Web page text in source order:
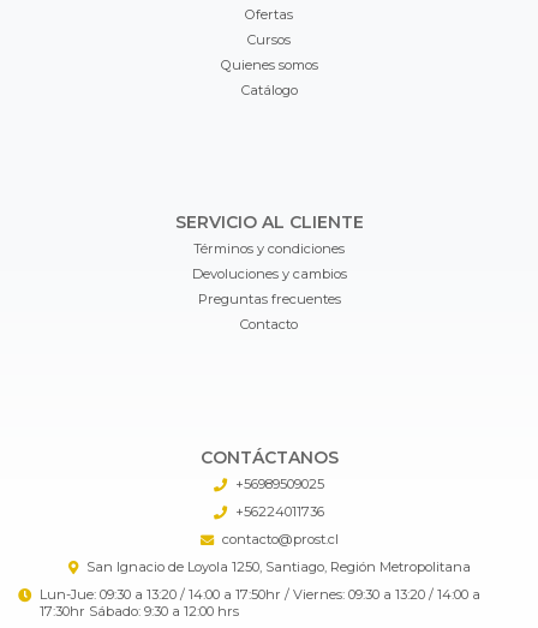
Ofertas
Cursos
Quienes somos
Catálogo
SERVICIO AL CLIENTE
Términos y condiciones
Devoluciones y cambios
Preguntas frecuentes
Contacto
CONTÁCTANOS
+56989509025
+56224011736
contacto@prost.cl
San Ignacio de Loyola 1250, Santiago, Región Metropolitana
Lun-Jue: 09:30 a 13:20 / 14:00 a 17:50hr / Viernes: 09:30 a 13:20 / 14:00 a
17:30hr Sábado: 9:30 a 12:00 hrs